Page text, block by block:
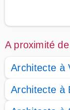
A proximité
Architecte à
Architecte à